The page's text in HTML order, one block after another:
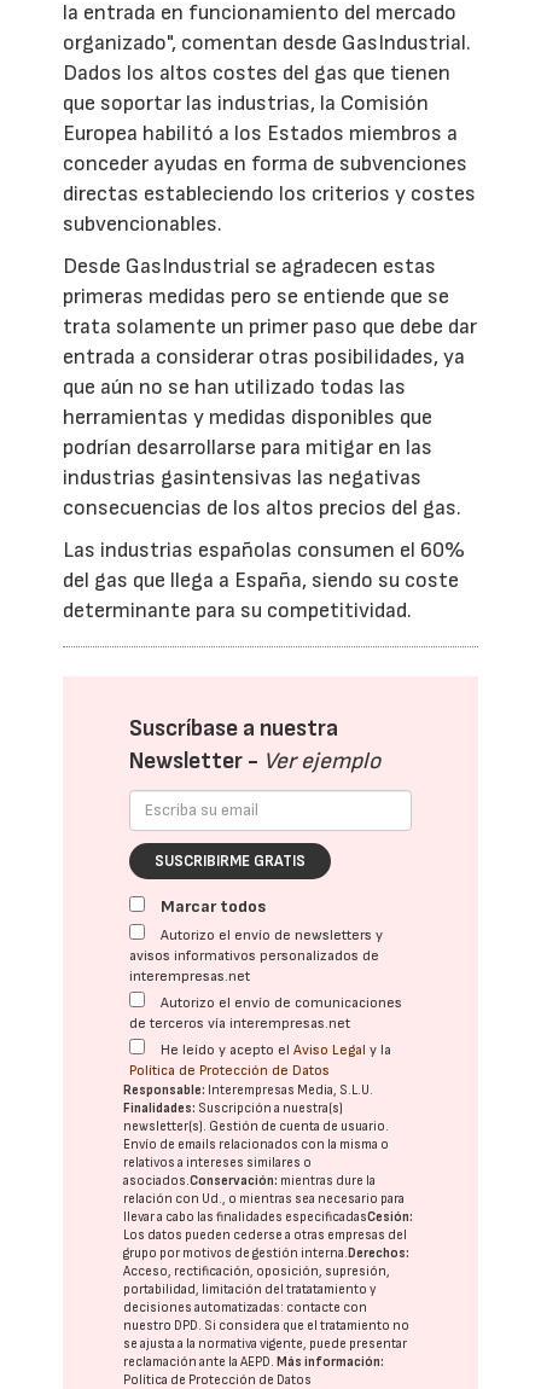
la entrada en funcionamiento del mercado
organizado", comentan desde GasIndustrial.
Dados los altos costes del gas que tienen
que soportar las industrias, la Comisión
Europea habilitó a los Estados miembros a
conceder ayudas en forma de subvenciones
directas estableciendo los criterios y costes
subvencionables.
Desde GasIndustrial se agradecen estas
primeras medidas pero se entiende que se
trata solamente un primer paso que debe dar
entrada a considerar otras posibilidades, ya
que aún no se han utilizado todas las
herramientas y medidas disponibles que
podrían desarrollarse para mitigar en las
industrias gasintensivas las negativas
consecuencias de los altos precios del gas.
Las industrias españolas consumen el 60%
del gas que llega a España, siendo su coste
determinante para su competitividad.
Suscríbase a nuestra
Newsletter - Ver ejemplo
SUSCRIBIRME GRATIS
Marcar todos
Autorizo el envío de newsletters y
avisos informativos personalizados de
interempresas.net
Autorizo el envío de comunicaciones
de terceros vía interempresas.net
He leído y acepto elAviso Legal y la
Política de Protección de Datos
Responsable: Interempresas Media, S.L.U.
Finalidades: Suscripción a nuestra(s)
newsletter(s). Gestión de cuenta de usuario.
Envío de emails relacionados con la misma o
relativos a intereses similares o
asociados.Conservación: mientras dure la
relación con Ud., o mientras sea necesario para
llevar a cabo las finalidades especificadasCesión:
Los datos pueden cederse a otras empresas del
grupo por motivos de gestión interna.Derechos:
Acceso, rectificación, oposición, supresión,
portabilidad, limitación del tratatamiento y
decisiones automatizadas: contacte con
nuestro DPD. Si considera que el tratamiento no
se ajusta a la normativa vigente, puede presentar
reclamación ante laAEPD.Más información:
Política de Protección de Datos